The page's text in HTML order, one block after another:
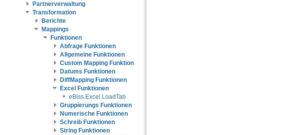
Partnerverwaltung
Transformation
Berichte
Mappings
Funktionen
Abfrage Funktionen
Allgemeine Funktionen
Custom Mapping Funktion
Datums Funktionen
DiffMapping Funktionen
Excel Funktionen
eBiss.Excel.LoadTab
Gruppierungs Funktionen
Numerische Funktionen
Schreib Funktionen
String Funktionen